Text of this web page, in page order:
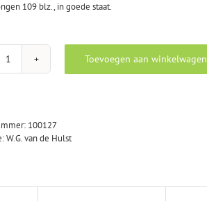
109 blz., in goede staat.
Hulst,
en
de
Toevoegen aan winkelwagen
100127
W.G. van de Hulst